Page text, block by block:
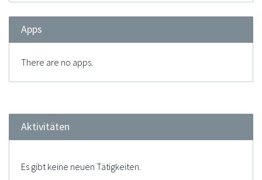
Apps
There are no apps.
Aktivitäten
Es gibt keine neuen Tätigkeiten.